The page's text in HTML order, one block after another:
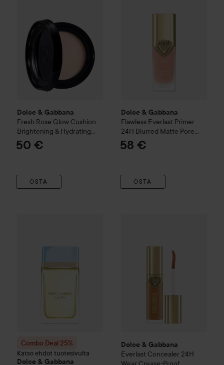
Dolce & Gabbana
Fresh Rose Glow Cushion
Brightening & Hydrating
Bouncy Foundation SPF50
Refill
1C
50 €
OSTA
Dolce & Gabbana
Flawless Everlast Primer
24H Blurred Matte Pore
Minimizing 2X Makeup Wear
58 €
OSTA
Combo Deal 25%
Katso ehdot tuotesivulta
Dolce & Gabbana
Dolce & Gabbana
Everlast Concealer 24H